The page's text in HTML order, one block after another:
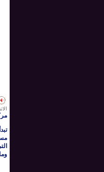
الاثنين, 21-